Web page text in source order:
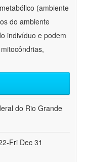
(ambiente
do ambiente
indivíduo e podem
do Rio Grande
Fri Dec 31